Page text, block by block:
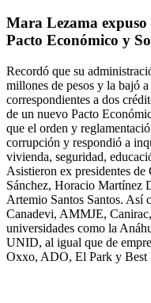
Mara Lezama expuso
Pacto Económico y
Recordó que su
millones de pesos y la bajó
correspondientes a dos
de un nuevo Pacto
que el orden y
corrupción y respondió a
vivienda, seguridad,
Asistieron ex presidentes
Sánchez, Horacio Martínez
Artemio Santos Santos. Así
Canadevi, AMMJE,
universidades como la
UNID, al igual que de
Oxxo, ADO, El Park y Best